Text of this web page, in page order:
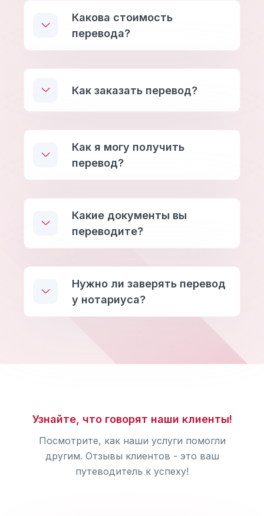
Какова стоимость
перевода?
Как заказать перевод?
Как я могу получить
перевод?
Какие документы вы
переводите?
Нужно ли заверять перевод
у нотариуса?
Узнайте, что говорят наши клиенты!
Посмотрите, как наши услуги помогли
другим. Отзывы клиентов - это ваш
путеводитель к успеху!